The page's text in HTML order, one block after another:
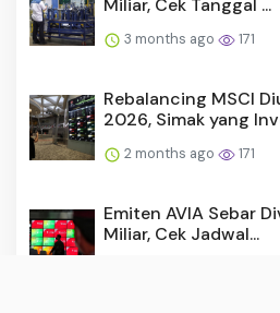
Miliar, Cek Tanggal ...
3 months ago 171
Rebalancing MSCI
2026, Simak yang
2 months ago 171
Emiten AVIA Sebar
Miliar, Cek Jadwal...